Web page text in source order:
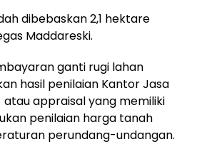
dibebaskan 2,1 hektare
Maddareski.
ganti rugi lahan
hasil penilaian Kantor Jasa
atau appraisal yang memiliki
penilaian harga tanah
perundang-undangan.